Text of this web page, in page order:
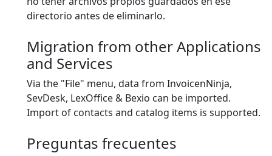
directorio antes de eliminarlo.
Migration from other Applications
and Services
Via the "File" menu, data from InvoicenNinja,
SevDesk, LexOffice & Bexio can be imported.
Import of contacts and catalog items is supported.
Preguntas frecuentes